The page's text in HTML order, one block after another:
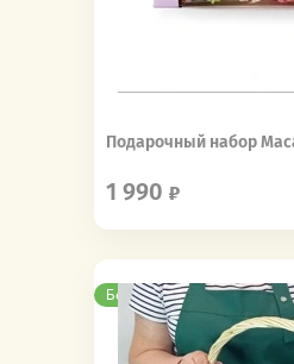
Подарочный набор
1 990
Бесплатная доставка